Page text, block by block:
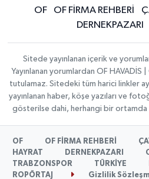
OF OF FİRMA REHBERİ
DERNEKPAZARI
Sitede yayınlanan içerik ve
Yayınlanan yorumlardan OF
tutulamaz. Sitedeki tüm harici linkler
yayınlanan haber, köşe yazıları ve
gösterilse dahi, herhangi bir ortamda
OF OF FİRMA REHBERİ
HAYRAT
DERNEKPAZARI
TRABZONSPOR
TÜRKİYE
ROPÖRTAJ
Gizlilik